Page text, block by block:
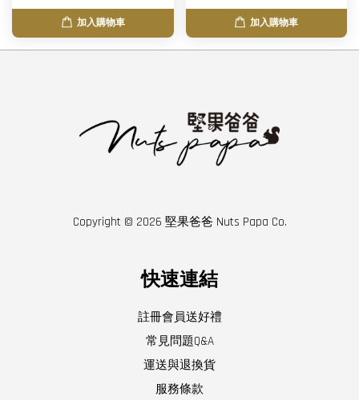
加入購物車 加入購物車
Copyright © 2026 堅果爸爸 Nuts Papa Co.
快速連結
註冊會員送好禮
常見問題Q&A
運送與退換貨
服務條款